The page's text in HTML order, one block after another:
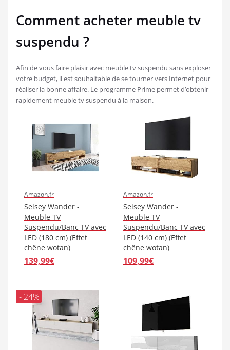
Comment acheter meuble tv
suspendu ?
Afin de vous faire plaisir avec meuble tv suspendu sans exploser
votre budget, il est souhaitable de se tourner vers Internet pour
réaliser la bonne affaire. Le programme Prime permet d’obtenir
rapidement meuble tv suspendu à la maison.
Amazon.fr
Selsey Wander -
Meuble TV
Suspendu/Banc TV avec
LED (180 cm) (Effet
chêne wotan)
139,99€
Amazon.fr
Selsey Wander -
Meuble TV
Suspendu/Banc TV avec
LED (140 cm) (Effet
chêne wotan)
109,99€
- 24%